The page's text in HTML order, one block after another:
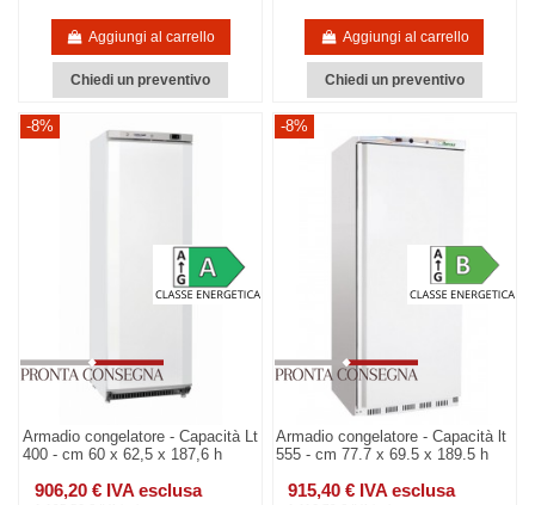
Aggiungi al carrello
Chiedi un preventivo
Aggiungi al carrello
Chiedi un preventivo
-8%
Armadio congelatore - Capacità Lt
400 - cm 60 x 62,5 x 187,6 h
906,20 € IVA esclusa
-8%
Armadio congelatore - Capacità lt
555 - cm 77.7 x 69.5 x 189.5 h
915,40 € IVA esclusa